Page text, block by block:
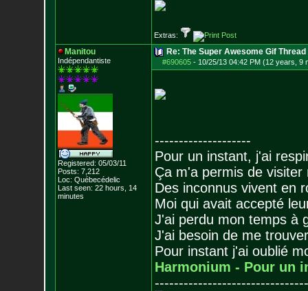
Extras:
Manitou
Indépendantiste
Registered: 05/03/11
Posts: 7,212
Loc: Québecédelic
Last seen: 22 hours, 14
minutes
Re: The Super Awesome Gif Thread
#690605- 10/25/13 04:42 PM (12 years, 9
--------------------
Pour un instant, j'ai
Ça m'a permis de visiter
Des inconnus vivent en
Moi qui avait accepté
J'ai perdu mon temps à
J'ai besoin de me
Pour instant j'ai oublié
Harmonium - Pour un
--------------------------------